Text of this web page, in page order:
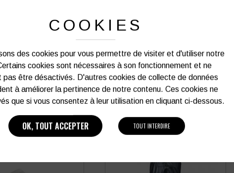
PRODUITS SIMILAIRES
COOKIES
des cookies pour vous permettre de visiter et d'utiliser notre
cookies sont nécessaires à son fonctionnement et ne
pas être désactivés. D'autres cookies de collecte de données
à améliorer la pertinence de notre contenu. Ces cookies ne
que si vous consentez à leur utilisation en cliquant ci-dessous.
OK, TOUT ACCEPTER TOUT INTERDIRE